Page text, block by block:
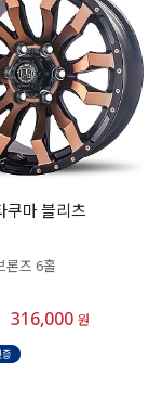
마 블리츠
론즈 6홀
316,000 원
증